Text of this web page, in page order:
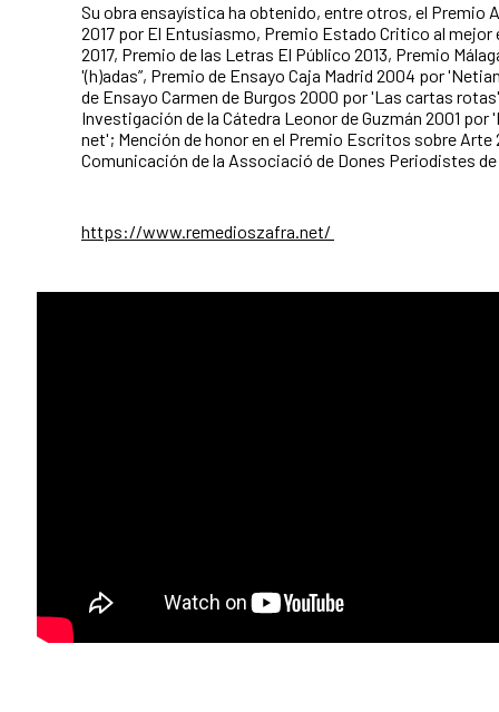
Su obra ensayística ha obtenido, entre otros, el Premio
2017 por El Entusiasmo, Premio Estado Critico al mejor
2017, Premio de las Letras El Público 2013, Premio
'(h)adas”, Premio de Ensayo Caja Madrid 2004 por
de Ensayo Carmen de Burgos 2000 por 'Las cartas
Investigación de la Cátedra Leonor de Guzmán 2001 por
net'; Mención de honor en el Premio Escritos sobre Arte
Comunicación de la Associació de Dones Periodistes de
https://www.remedioszafra.net/